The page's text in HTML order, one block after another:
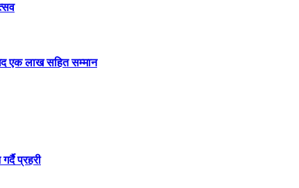
एक लाख सहित सम्मान
प्रहरी